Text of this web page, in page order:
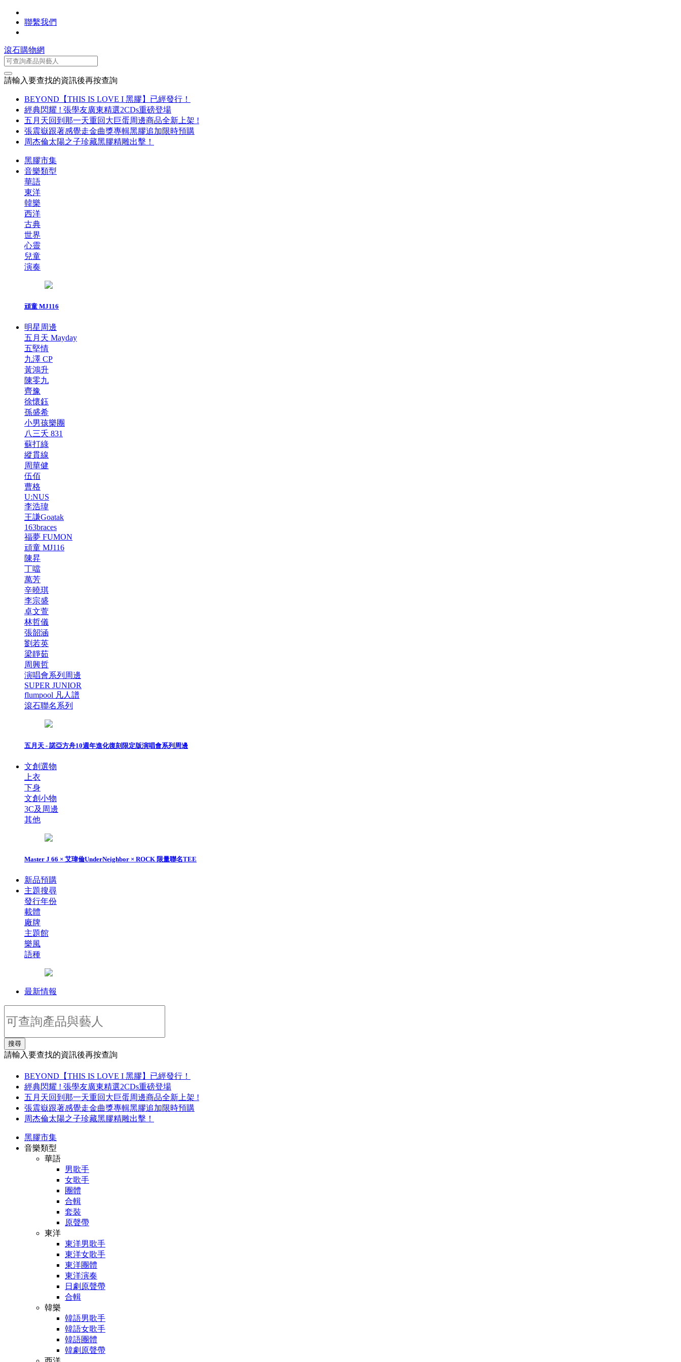
聯繫我們
滾石購物網
請輸入要查找的資訊後再按查詢
BEYOND【THIS IS LOVE I 黑膠】已經發行！
經典閃耀 ! 張學友廣東精選2CDs重磅登場
五月天回到那一天重回大巨蛋周邊商品全新上架 !
張震嶽跟著感覺走金曲獎專輯黑膠追加限時預購
周杰倫太陽之子珍藏黑膠精雕出擊！
黑膠市集
音樂類型
華語
東洋
韓樂
西洋
古典
世界
心靈
兒童
演奏
頑童 MJ116
明星周邊
五月天 Mayday
五堅情
九澤 CP
黃鴻升
陳零九
齊豫
徐懷鈺
孫盛希
小男孩樂團
八三夭 831
蘇打綠
縱貫線
周華健
伍佰
曹格
U:NUS
李浩瑋
王謙Goatak
163braces
福夢 FUMON
頑童 MJ116
陳昇
丁噹
萬芳
辛曉琪
李宗盛
卓文萱
林哲儀
張韶涵
劉若英
梁靜茹
周興哲
演唱會系列周邊
SUPER JUNIOR
flumpool 凡人譜
滾石聯名系列
五月天 - 諾亞方舟10週年進化復刻限定版演唱會系列周邊
文創選物
上衣
下身
文創小物
3C及周邊
其他
Master J 66 × 艾瑋倫UnderNeighbor × ROCK 限量聯名TEE
新品預購
主題搜尋
發行年份
載體
廠牌
主題館
樂風
語種
最新情報
搜尋
請輸入要查找的資訊後再按查詢
BEYOND【THIS IS LOVE I 黑膠】已經發行！
經典閃耀 ! 張學友廣東精選2CDs重磅登場
五月天回到那一天重回大巨蛋周邊商品全新上架 !
張震嶽跟著感覺走金曲獎專輯黑膠追加限時預購
周杰倫太陽之子珍藏黑膠精雕出擊！
黑膠市集
音樂類型
華語
男歌手
女歌手
團體
合輯
套裝
原聲帶
東洋
東洋男歌手
東洋女歌手
東洋團體
東洋演奏
日劇原聲帶
合輯
韓樂
韓語男歌手
韓語女歌手
韓語團體
韓劇原聲帶